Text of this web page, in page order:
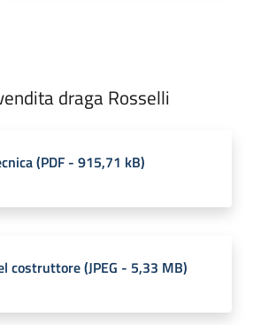
draga Rosselli
(PDF - 915,71 kB)
costruttore(JPEG - 5,33 MB)